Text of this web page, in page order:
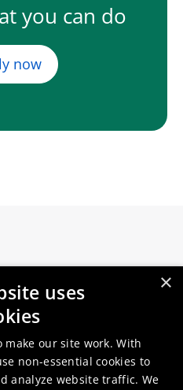
you can do
now
About Umicore
×
uses
make our site work. With
non-essential cookies to
analyze website traffic. We